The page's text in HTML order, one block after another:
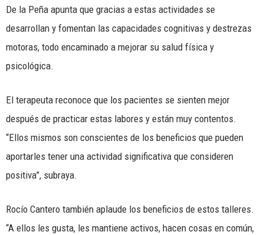
De la Peña apunta que gracias a estas actividades se
desarrollan y fomentan las capacidades cognitivas y destrezas
motoras, todo encaminado a mejorar su salud física y
psicológica.
El terapeuta reconoce que los pacientes se sienten mejor
después de practicar estas labores y están muy contentos.
“Ellos mismos son conscientes de los beneficios que pueden
aportarles tener una actividad significativa que consideren
positiva”, subraya.
Rocío Cantero también aplaude los beneficios de estos talleres.
“A ellos les gusta, les mantiene activos, hacen cosas en común,